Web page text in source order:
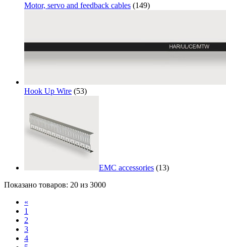
Motor, servo and feedback cables (149)
Hook Up Wire (53)
EMC accessories (13)
Показано товаров: 20 из 3000
«
1
2
3
4